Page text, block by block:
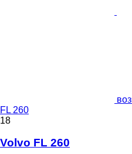
FL 260
18
Volvo FL 260